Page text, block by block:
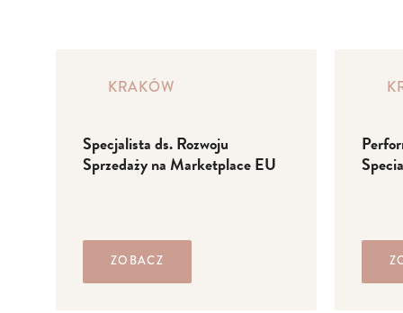
KRAKÓW
Specjalista ds. Rozwoju
Sprzedaży na Marketplace EU
ZOBACZ